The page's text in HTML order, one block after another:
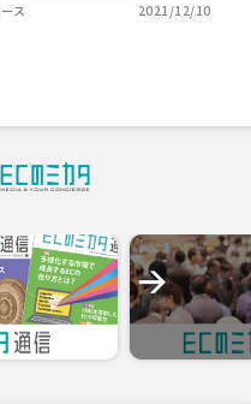
ス 2021/12/10